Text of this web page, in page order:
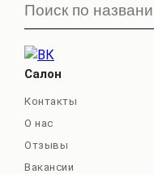
Салон
Контакты
О нас
Отзывы
Вакансии